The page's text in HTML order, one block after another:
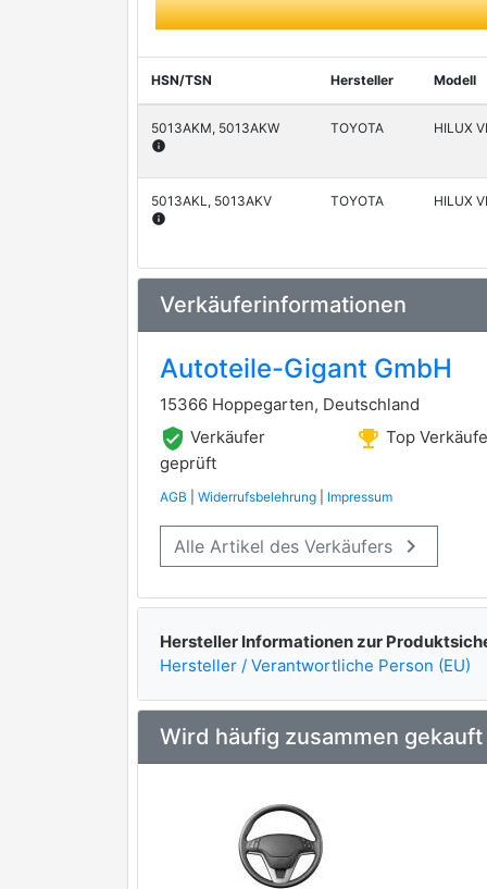
HSN/TSN Hersteller Modell
5013AKM, 5013AKW
info
TOYOTA HILUX
5013AKL, 5013AKV
info
TOYOTA HILUX
Verkäuferinformationen
Autoteile-Gigant GmbH
15366 Hoppegarten, Deutschland
verified_user Verkäufer
geprüft
emoji_events Top
AGB Widerrufsbelehrung Impressum
Alle Artikel des Verkäufers keyboard_arrow_right
Hersteller Informationen zur
Hersteller / Verantwortliche Person (EU)
Wird häufig zusammen gekauft